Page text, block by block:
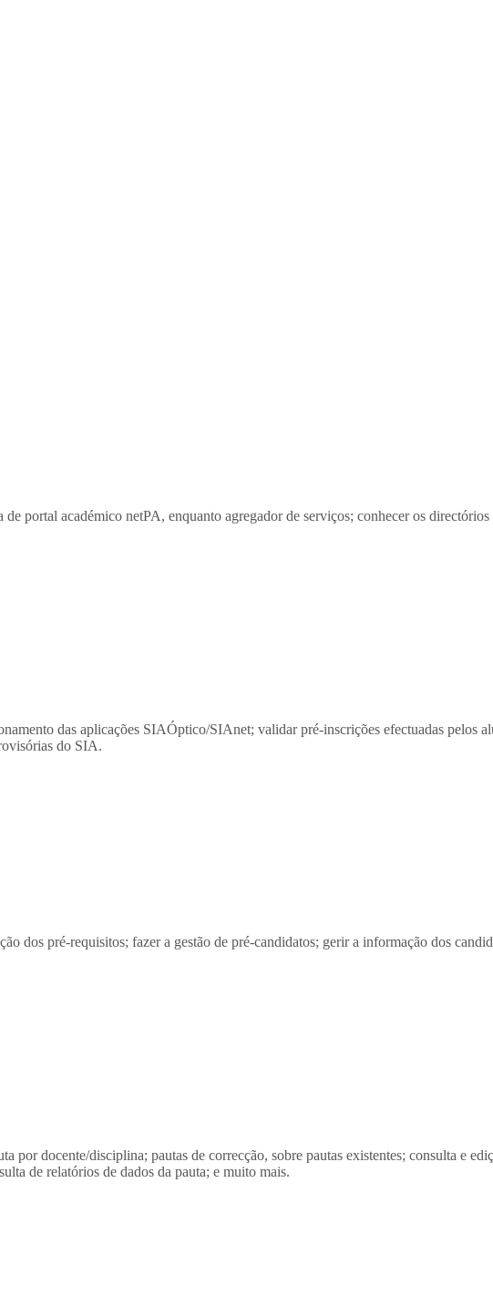
portal académico netPA, enquanto agregador de serviços; conhecer os
das aplicações SIAÓptico/SIAnet; validar pré-inscrições efectuadas pelos
do SIA.
dos pré-requisitos; fazer a gestão de pré-candidatos; gerir a informação dos
docente/disciplina; pautas de correcção, sobre pautas existentes; consulta e
de relatórios de dados da pauta; e muito mais.